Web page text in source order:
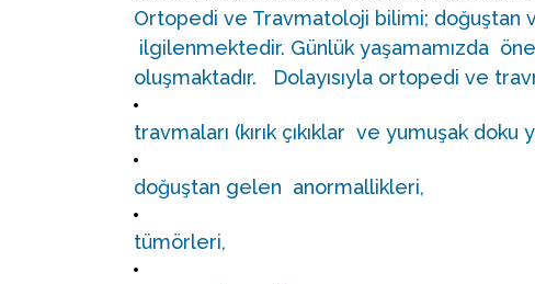
Ortopedi ve Travmatoloji bilimi; doğuştan
ilgilenmektedir. Günlük yaşamamızda
oluşmaktadır. Dolayısıyla ortopedi ve
travmaları (kırık çıkıklar ve yumuşak doku
doğuştan gelen anormallikleri,
tümörleri,